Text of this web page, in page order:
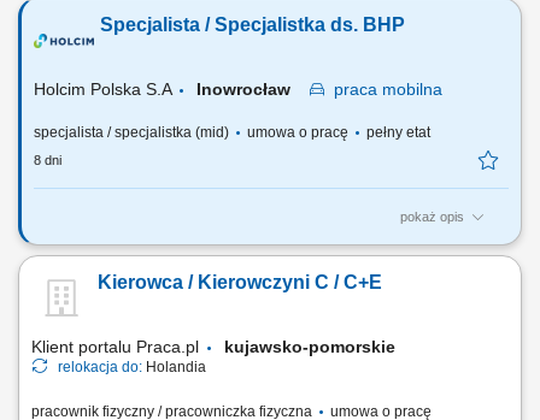
wykonywania czynności przy zestawianiu wagonów w składy
pociągowe zgodnie z zasadami prowadzenia ruchu kolejowego i
Specjalista / Specjalistka ds. BHP
Holcim Polska S.A Inowrocław praca mobilna
specjalista / specjalistka (mid) umowa o pracę pełny etat
8 dni
pokaż opis
Zakres obowiązków: Wykonywanie zadań służb BHP, w tym
zdrowia, a także środowiska. Prowadzenie postępowań
powypadkowych oraz analiz zdarzeń potencjalnie wypadkowych (near
Kierowca / Kierowczyni C / C+E
Klient portalu Praca.pl kujawsko-pomorskie
relokacja do: Holandia
pracownik fizyczny / pracowniczka fizyczna
umowa o pracę